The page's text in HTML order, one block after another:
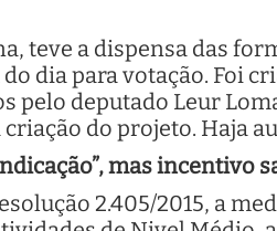
teve a dispensa das
dia para votação. Foi
pelo deputado Leur
do projeto. Haja
mas incentivo
2.405/2015, a